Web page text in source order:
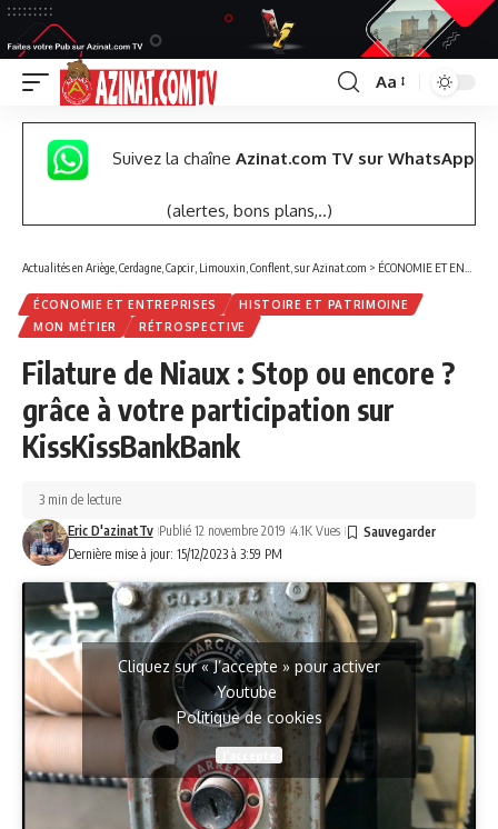
Font
Resizer
Aa
Suivez la chaîne Azinat.com TV sur WhatsApp
(alertes, bons plans,..)
Actualités en Ariège, Cerdagne, Capcir, Limouxin, Conflent, sur Azinat.com > ÉCONOMIE ET ENTREPRISES
ÉCONOMIE ET ENTREPRISES
HISTOIRE ET PATRIMOINE
MON MÉTIER
RÉTROSPECTIVE
Filature de Niaux : Stop ou encore ?
grâce à votre participation sur
KissKissBankBank
Dernière mise à jour: 15/12/2023 à 3:59 PM
Eric D'azinatTv Publié 12 novembre 2019 4.1K Vues
3 min de lecture
Cliquez sur « J’accepte » pour activer
Youtube
Politique de cookies